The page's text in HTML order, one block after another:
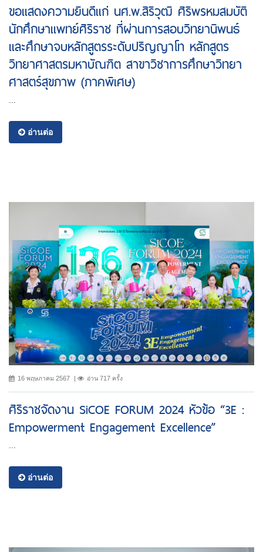
ขอแสดงความยินดีแก่ นศ.พ.สิริวุฒิ ศิริพรหมสมบัติ
นักศึกษาแพทย์ศิริราช ที่ผ่านการสอบวิทยานิพนธ์
และศึกษาจบหลักสูตรระดับปริญญาโท หลักสูตร
วิทยาศาสตรมหาบัณฑิต สาขาวิชาการศึกษาวิทยา
ศาสตร์สุขภาพ (ภาคพิเศษ)
อ่านต่อ
16 พฤษภาคม 2567 อ่าน 717 ครั้ง
ศิริราชจัดงาน SiCOE FORUM 2024 หัวข้อ “3E :
Empowerment Engagement Excellence”
อ่านต่อ